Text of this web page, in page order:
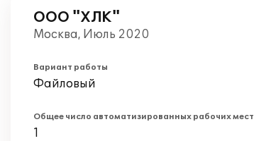
ООО "ХЛК"
Москва, Июль 2020
Вариант работы
Файловый
Общее число автоматизированных рабочих мест
1